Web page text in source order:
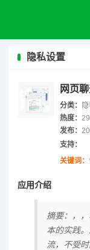
隐私设置
网页
分类：
热度：
发布：
支持：
关键词：
应用介绍
摘要：，
本的实践
流，不受